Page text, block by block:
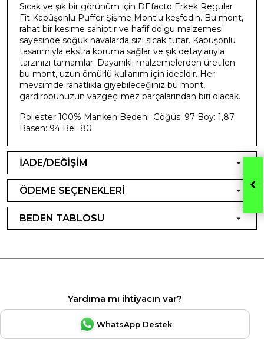
Sıcak ve şık bir görünüm için DEfacto Erkek Regular
Fit Kapüşonlu Puffer Şişme Mont'u keşfedin. Bu mont,
rahat bir kesime sahiptir ve hafif dolgu malzemesi
sayesinde soğuk havalarda sizi sıcak tutar. Kapüşonlu
tasarımıyla ekstra koruma sağlar ve şık detaylarıyla
tarzınızı tamamlar. Dayanıklı malzemelerden üretilen
bu mont, uzun ömürlü kullanım için idealdir. Her
mevsimde rahatlıkla giyebileceğiniz bu mont,
gardırobunuzun vazgeçilmez parçalarından biri olacak.
Poliester 100% Manken Bedeni: Göğüs: 97 Boy: 1,87
Basen: 94 Bel: 80
İADE/DEĞİŞİM
ÖDEME SEÇENEKLERİ
BEDEN TABLOSU
Yardıma mı ihtiyacın var?
WhatsApp Destek